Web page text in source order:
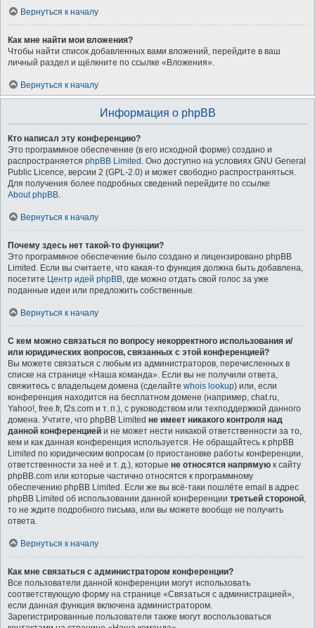
Вернуться к началу
Как мне найти мои вложения?
Чтобы найти список добавленных вами вложений, перейдите в ваш
личный раздел и щёлкните по ссылке «Вложения».
Вернуться к началу
Информация о phpBB
Кто написал эту конференцию?
Это программное обеспечение (в его исходной форме) создано и
распространяется phpBB Limited . Оно доступно на условиях GNU General
Public Licence, версии 2 (GPL-2.0) и может свободно распространяться.
Для получения более подробных сведений перейдите по ссылке
About phpBB.
Вернуться к началу
Почему здесь нет такой-то функции?
Это программное обеспечение было создано и лицензировано phpBB
Limited. Если вы считаете, что какая-то функция должна быть добавлена,
посетите Центр идей phpBB, где можно отдать свой голос за уже
поданные идеи или предложить собственные.
Вернуться к началу
С кем можно связаться по вопросу некорректного использования и/
или юридических вопросов, связанных с этой конференцией?
Вы можете связаться с любым из администраторов, перечисленных в
списке на странице «Наша команда». Если вы не получили ответа,
свяжитесь с владельцем домена (сделайте whois lookup) или, если
конференция находится на бесплатном домене (например, chat.ru,
Yahoo!, free.fr, f2s.com и т. п.), с руководством или техподдержкой данного
домена. Учтите, что phpBB Limited не имеет никакого контроля над
данной конференцией и не может нести никакой ответственности за то,
кем и как данная конференция используется. Не обращайтесь к phpBB
Limited по юридическим вопросам (о приостановке работы конференции,
ответственности за неё и т. д.), которые не относятся напрямую к сайту
phpBB.com или которые частично относятся к программному
обеспечению phpBB Limited. Если же вы всё-таки пошлёте email в адрес
phpBB Limited об использовании данной конференции третьей стороной,
то не ждите подробного письма, или вы можете вообще не получить
ответа.
Вернуться к началу
Как мне связаться с администратором конференции?
Все пользователи данной конференции могут использовать
соответствующую форму на странице «Связаться с администрацией»,
если данная функция включена администратором.
Зарегистрированные пользователи также могут воспользоваться